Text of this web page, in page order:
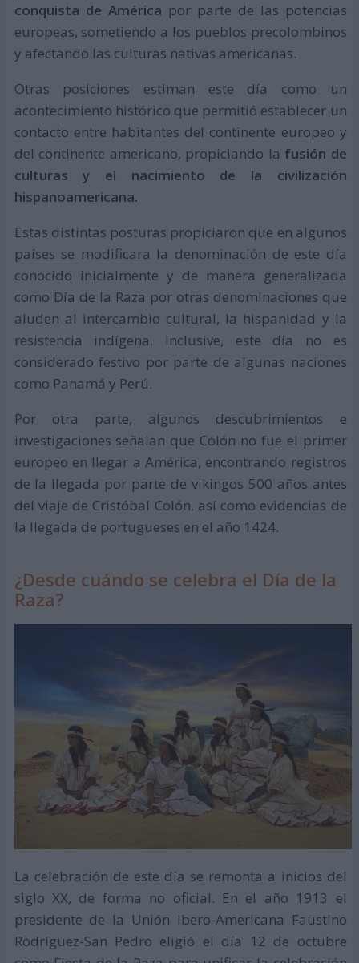
conquista de América por parte de las potencias
europeas, sometiendo a los pueblos precolombinos
y afectando las culturas nativas americanas.
Otras posiciones estiman este día como un
acontecimiento histórico que permitió establecer un
contacto entre habitantes del continente europeo y
del continente americano, propiciando la fusión de
culturas y el nacimiento de la civilización
hispanoamericana.
Estas distintas posturas propiciaron que en algunos
países se modificara la denominación de este día
conocido inicialmente y de manera generalizada
como Día de la Raza por otras denominaciones que
aluden al intercambio cultural, la hispanidad y la
resistencia indígena. Inclusive, este día no es
considerado festivo por parte de algunas naciones
como Panamá y Perú.
Por otra parte, algunos descubrimientos e
investigaciones señalan que Colón no fue el primer
europeo en llegar a América, encontrando registros
de la llegada por parte de vikingos 500 años antes
del viaje de Cristóbal Colón, así como evidencias de
la llegada de portugueses en el año 1424.
¿Desde cuándo se celebra el Día de la
Raza?
La celebración de este día se remonta a inicios del
siglo XX, de forma no oficial. En el año 1913 el
presidente de la Unión Ibero-Americana Faustino
Rodríguez-San Pedro eligió el día 12 de octubre